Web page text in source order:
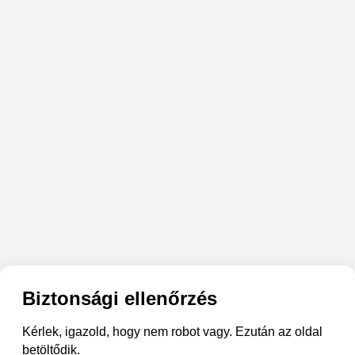
Biztonsági ellenőrzés
Kérlek, igazold, hogy nem robot vagy. Ezután az oldal
betöltődik.